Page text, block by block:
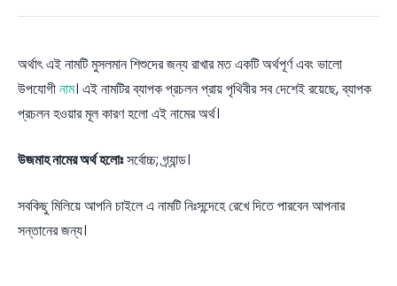
অর্থাৎ এই নামটি মুসলমান শিশুদের জন্য রাখার মত একটি অর্থপূর্ণ এবং ভালো
উপযোগীনাম। এই নামটির ব্যাপক প্রচলন প্রায় পৃথিবীর সব দেশেই রয়েছে, ব্যাপক
প্রচলন হওয়ার মূল কারণ হলো এই নামের অর্থ।
উজমাহ নামের অর্থ হলোঃসর্বোচ্চ; গ্র্যান্ড।
সবকিছু মিলিয়ে আপনি চাইলে এ নামটি নিঃসন্দেহে রেখে দিতে পারবেন আপনার
সন্তানের জন্য।